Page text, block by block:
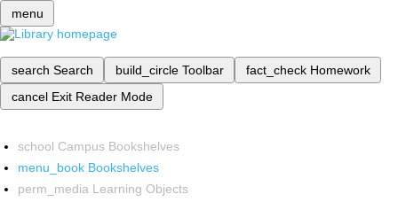
menu
search Search build_circle Toolbar fact_check Homework
cancel Exit Reader Mode
school Campus Bookshelves
menu_book Bookshelves
perm_media Learning Objects